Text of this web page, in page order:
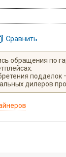
Сравнить
обращения по
подделок
дилеров